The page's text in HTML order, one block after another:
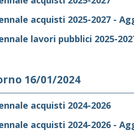
acquisti 2025-2027 -
lavori pubblici 2025-
16/01/2024
acquisti 2024-2026
acquisti 2024-2026 -